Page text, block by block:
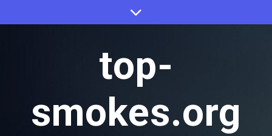
to
top-
smokes.org